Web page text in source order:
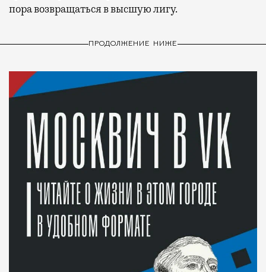
пора возвращаться в высшую лигу.
ПРОДОЛЖЕНИЕ НИЖЕ